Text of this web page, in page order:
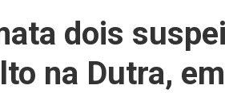
dois
na Dutra, em